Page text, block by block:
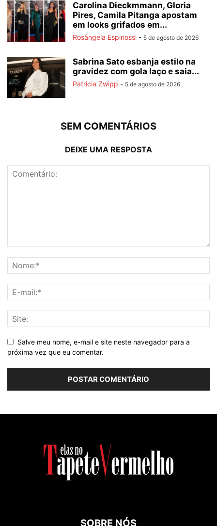
Carolina Dieckmmann, Gloria
Pires, Camila Pitanga apostam
em looks grifados em...
Rosângela Espinossi - 5 de agosto de 2026
Sabrina Sato esbanja estilo na
gravidez com gola laço e saia...
Patricia Zwipp - 5 de agosto de 2026
SEM COMENTÁRIOS
DEIXE UMA RESPOSTA
Salve meu nome, e-mail e site neste navegador para a
próxima vez que eu comentar.
SOBRE NÓS